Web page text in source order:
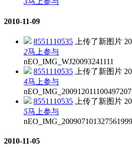
2010-11-09
8551110535 上传了新图片
2马上参与
nEO_IMG_WJ20093241111
8551110535 上传了新图片
4马上参与
8551110535 上传了新图片
5马上参与
2010-11-05